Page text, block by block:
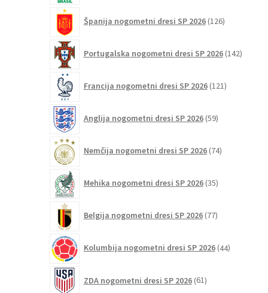
Španija nogometni dresi SP 2026 126izdelkov
Portugalska nogometni dresi SP 2026 142
Francija nogometni dresi SP 2026 121izdelkov
Anglija nogometni dresi SP 2026 59izdelkov
Nemčija nogometni dresi SP 2026 74izdelkov
Mehika nogometni dresi SP 2026 35izdelkov
Belgija nogometni dresi SP 2026 77izdelkov
Kolumbija nogometni dresi SP 2026 44izdelkov
ZDA nogometni dresi SP 2026 61izdelkov